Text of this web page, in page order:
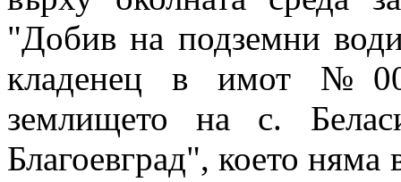
"Добив на подземни
кладенец в имот
землището на с.
Благоевград", което няма